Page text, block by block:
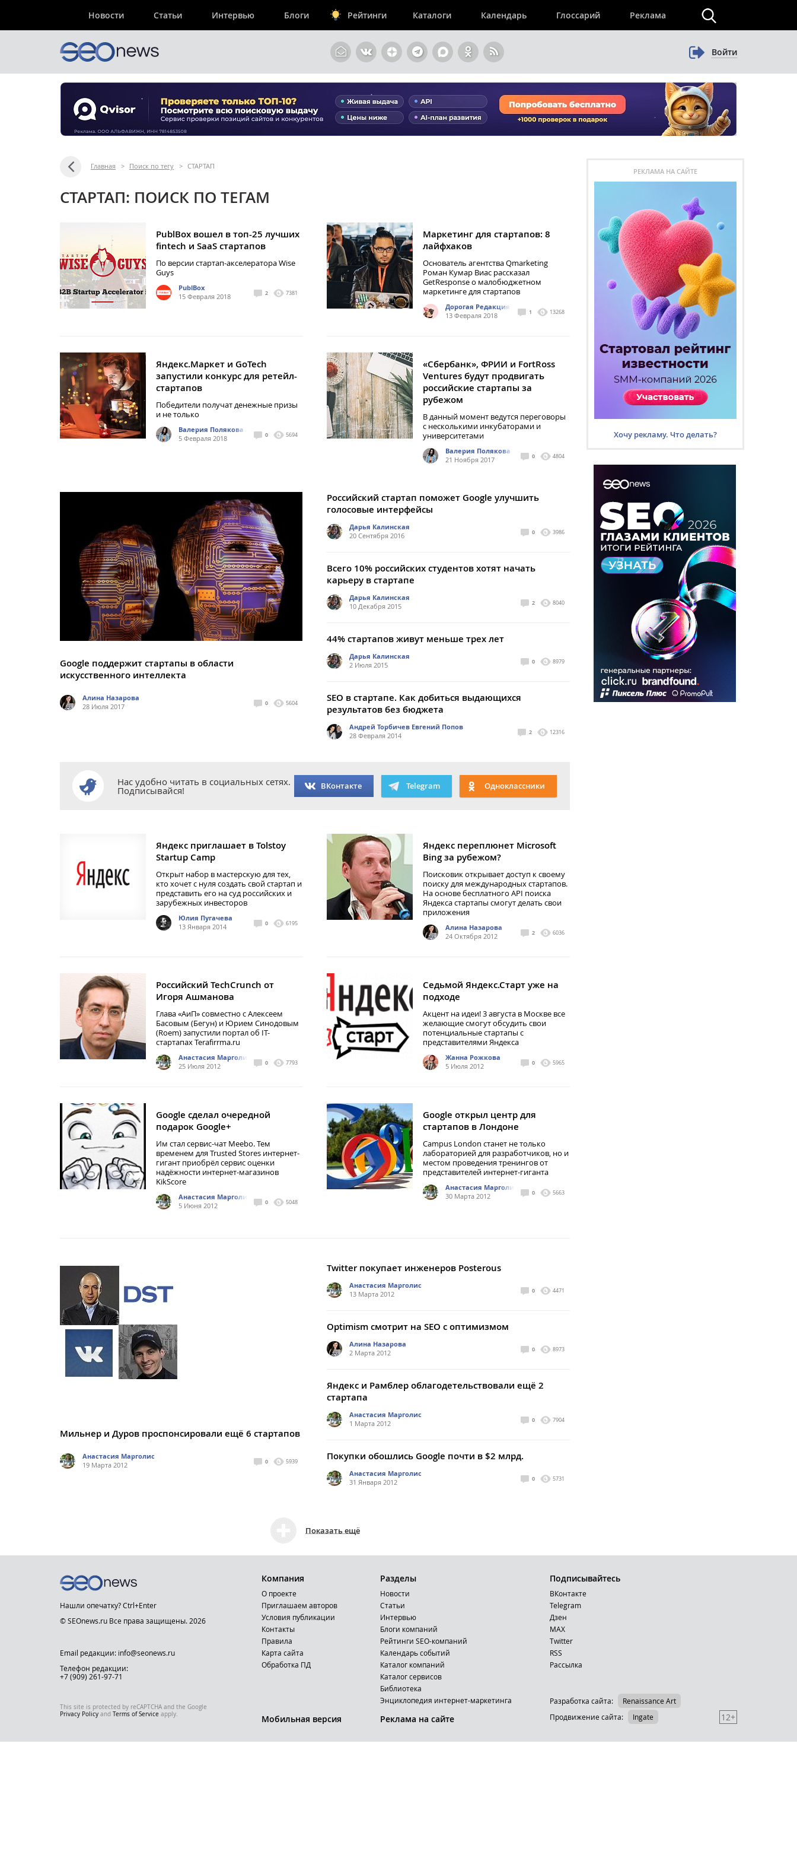
Новости Статьи Интервью Блоги Рейтинги Каталоги Календарь Глоссарий Реклама
Войти
Главная > Поиск по тегу > СТАРТАП
СТАРТАП: ПОИСК ПО ТЕГАМ
PublBox вошел в топ-25 лучших
fintech и SaaS стартапов
По версии стартап-акселератора Wise
Guys
PublBox
15 Февраля 2018
2 7381
Маркетинг для стартапов: 8
лайфхаков
Основатель агентства Qmarketing
Роман Кумар Виас рассказал
GetResponse о малобюджетном
маркетинге для стартапов
Дорогая Редакция
13 Февраля 2018
1 13268
Яндекс.Маркет и GoTech
запустили конкурс для ретейл-
стартапов
Победители получат денежные призы
и не только
Валерия Полякова
5 Февраля 2018
0 5694
«Сбербанк», ФРИИ и FortRoss
Ventures будут продвигать
российские стартапы за
рубежом
В данный момент ведутся переговоры
с несколькими инкубаторами и
университетами
Валерия Полякова
21 Ноября 2017
0 4804
Google поддержит стартапы в области
искусственного интеллекта
Алина Назарова
28 Июля 2017
0 5604
Российский стартап поможет Google улучшить
голосовые интерфейсы
Дарья Калинская
20 Сентября 2016
0 3986
Всего 10% российских студентов хотят начать
карьеру в стартапе
Дарья Калинская
10 Декабря 2015
2 8040
44% стартапов живут меньше трех лет
Дарья Калинская
2 Июля 2015
0 8979
SEO в стартапе. Как добиться выдающихся
результатов без бюджета
Андрей Торбичев Евгений Попов
28 Февраля 2014
2 12316
Нас удобно читать в социальных сетях.
Подписывайся! ВКонтакте Telegram Одноклассники
Яндекс приглашает в Tolstoy
Startup Camp
Открыт набор в мастерскую для тех,
кто хочет с нуля создать свой стартап и
представить его на суд российских и
зарубежных инвесторов
Юлия Пугачева
13 Января 2014
0 6195
Яндекс переплюнет Microsoft
Bing за рубежом?
Поисковик открывает доступ к своему
поиску для международных стартапов.
На основе бесплатного API поиска
Яндекса стартапы смогут делать свои
приложения
Алина Назарова
24 Октября 2012
2 6036
Российский TechCrunch от
Игоря Ашманова
Глава «АиП» совместно с Алексеем
Басовым (Бегун) и Юрием Синодовым
(Roem) запустили портал об IT-
стартапах Terafirrma.ru
Анастасия Марголис
25 Июля 2012
0 7793
Седьмой Яндекс.Старт уже на
подходе
Акцент на идеи! 3 августа в Москве все
желающие смогут обсудить свои
потенциальные стартапы с
представителями Яндекса
Жанна Рожкова
5 Июля 2012
0 5965
Google сделал очередной
подарок Google+
Им стал сервис-чат Meebo. Тем
временем для Trusted Stores интернет-
гигант приобрёл сервис оценки
надёжности интернет-магазинов
KikScore
Анастасия Марголис
5 Июня 2012
0 5048
Google открыл центр для
стартапов в Лондоне
Campus London станет не только
лабораторией для разработчиков, но и
местом проведения тренингов от
представителей интернет-гиганта
Анастасия Марголис
30 Марта 2012
0 5663
Мильнер и Дуров проспонсировали ещё 6 стартапов
Анастасия Марголис
19 Марта 2012
0 5939
Twitter покупает инженеров Posterous
Анастасия Марголис
13 Марта 2012
0 4471
Optimism смотрит на SEO с оптимизмом
Алина Назарова
2 Марта 2012
0 8973
Яндекс и Рамблер облагодетельствовали ещё 2
стартапа
Анастасия Марголис
1 Марта 2012
0 7904
Покупки обошлись Google почти в $2 млрд.
Анастасия Марголис
31 Января 2012
0 5731
Показать ещё
РЕКЛАМА НА САЙТЕ
Хочу рекламу. Что делать?
Нашли опечатку? Ctrl+Enter
© SEOnews.ru Все права защищены. 2026
Email редакции: info@seonews.ru
Телефон редакции:
+7 (909) 261-97-71
This site is protected by reCAPTCHA and the Google
Privacy Policy and Terms of Service apply.
Компания
О проекте
Приглашаем авторов
Условия публикации
Контакты
Правила
Карта сайта
Обработка ПД
Мобильная версия
Разделы
Новости
Статьи
Интервью
Блоги компаний
Рейтинги SEO-компаний
Календарь событий
Каталог компаний
Каталог сервисов
Библиотека
Энциклопедия интернет-маркетинга
Реклама на сайте
Подписывайтесь
ВКонтакте
Telegram
Дзен
MAX
Тwitter
RSS
Рассылка
Разработка сайта:
Renaissance Art
Продвижение сайта: Ingate 12+